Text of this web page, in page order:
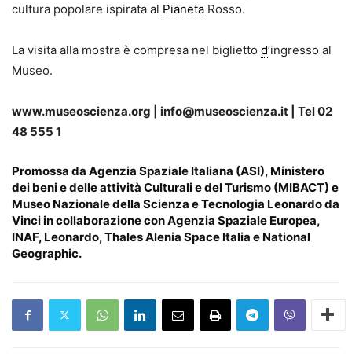
cultura popolare ispirata al Pianeta Rosso.
La visita alla mostra è compresa nel biglietto d’ingresso al
Museo.
www.museoscienza.org | info@museoscienza.it | Tel 02
48 555 1
Promossa da Agenzia Spaziale Italiana (ASI), Ministero
dei beni e delle attività Culturali e del Turismo (MIBACT) e
Museo Nazionale della Scienza e Tecnologia Leonardo da
Vinci in collaborazione con Agenzia Spaziale Europea,
INAF, Leonardo, Thales Alenia Space Italia e National
Geographic.